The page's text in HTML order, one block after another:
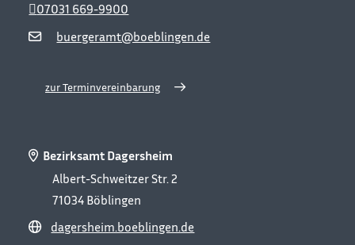
buergeramt@boeblingen.de
07031 669-9900
zur Terminvereinbarung
Bezirksamt Dagersheim
Albert-Schweitzer Str. 2
71034 Böblingen
dagersheim.boeblingen.de